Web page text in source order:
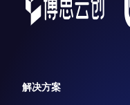
解决方案